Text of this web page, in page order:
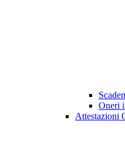
Oneri
Attestazioni